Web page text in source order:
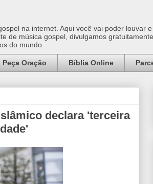
na internet. Aqui você vai poder louvar
de música gospel, divulgamos
do mundo
Peça Oração Bíblia Online
declara 'terceira